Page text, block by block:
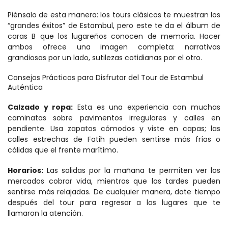
Piénsalo de esta manera: los tours clásicos te muestran los
“grandes éxitos” de Estambul, pero este te da el álbum de
caras B que los lugareños conocen de memoria. Hacer
ambos ofrece una imagen completa: narrativas
grandiosas por un lado, sutilezas cotidianas por el otro.
Consejos Prácticos para Disfrutar del Tour de Estambul
Auténtica
Calzado y ropa: Esta es una experiencia con muchas
caminatas sobre pavimentos irregulares y calles en
pendiente. Usa zapatos cómodos y viste en capas; las
calles estrechas de Fatih pueden sentirse más frías o
cálidas que el frente marítimo.
Horarios: Las salidas por la mañana te permiten ver los
mercados cobrar vida, mientras que las tardes pueden
sentirse más relajadas. De cualquier manera, date tiempo
después del tour para regresar a los lugares que te
llamaron la atención.